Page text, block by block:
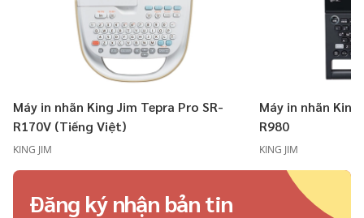
Máy in nhãn King Jim Tepra Pro SR-
R170V (Tiếng Việt)
KING JIM
Máy in nhãn
R980
KING JIM
Đăng ký nhận bản tin